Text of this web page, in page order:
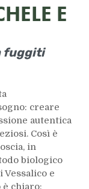
E
fuggiti
creare
autentica
Così è
in
biologico
e
chiaro: